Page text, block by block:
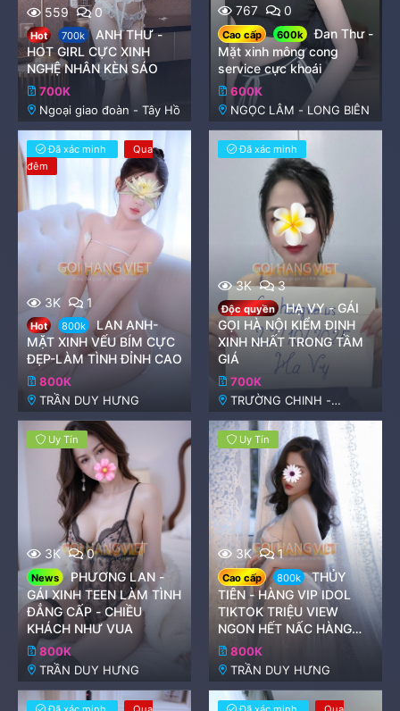
559 0
Hot 700k
ANH THƯ -
HOT GIRL CỰC XINH
NGHỆ NHÂN KÈN SÁO
700K
Ngoại giao đoàn - Tây Hồ
767 0
Cao cấp 600k
Đan Thư -
Mặt xinh mông cong
service cực khoái
600K
NGỌC LÂM - LONG BIÊN
Đã xác minh
Qua
đêm
3K 1
Hot 800k
LAN ANH-
MẶT XINH VẾU BÍM CỰC
ĐẸP-LÀM TÌNH ĐỈNH CAO
800K
TRẦN DUY HƯNG
Đã xác minh
3K 3
Độc quyền
HẠ VY - GÁI
GỌI HÀ NỘI KIỂM ĐỊNH
XINH NHẤT TRONG TẦM
GIÁ
700K
TRƯỜNG CHINH -
THANH XUÂN
Uy Tín
3K 0
News
PHƯƠNG LAN -
GÁI XINH TEEN LÀM TÌNH
ĐẲNG CẤP - CHIỀU
KHÁCH NHƯ VUA
800K
TRẦN DUY HƯNG
Uy Tín
3K 1
Cao cấp 800k
THỦY
TIÊN - HÀNG VIP IDOL
TIKTOK TRIỆU VIEW
NGON HẾT NẤC HÀNG
CỰC NGON
800K
TRẦN DUY HƯNG